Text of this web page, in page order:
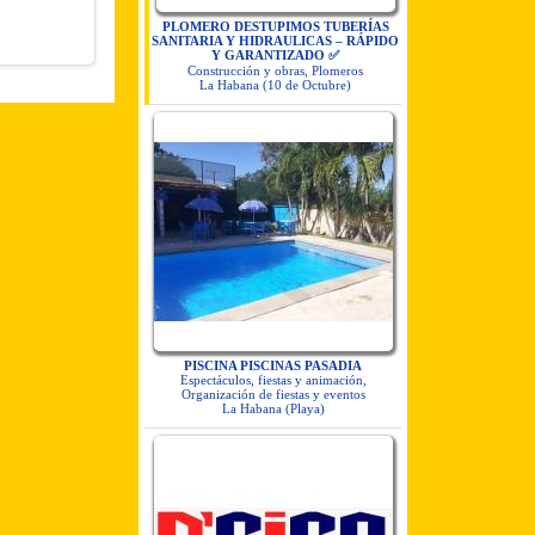
PLOMERO DESTUPIMOS TUBERÍAS
SANITARIA Y HIDRAULICAS – RÁPIDO
Y GARANTIZADO ✅
Construcción y obras, Plomeros
La Habana (10 de Octubre)
PISCINA PISCINAS PASADIA
Espectáculos, fiestas y animación,
Organización de fiestas y eventos
La Habana (Playa)